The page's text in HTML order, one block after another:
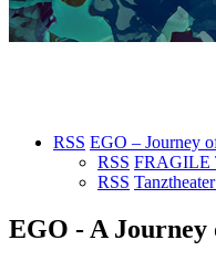
RSS EGO – Journey
RSS FRAGILE
RSS
EGO - A